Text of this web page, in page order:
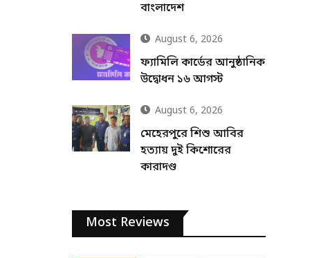
বাংলাদেশ
August 6, 2026
ফ্যামিলি কার্ডের আনুষ্ঠানিক
উদ্বোধন ১৬ আগস্ট
August 6, 2026
মেহেরপুরে শিশু আবির
হত্যায় দুই কিশোরের
কারাদণ্ড
Most Reviews